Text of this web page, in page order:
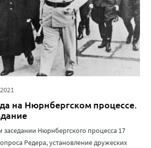
на Нюрнбергском процессе.
заседании Нюрнбергского процесса 17
Редера, установление дружеских